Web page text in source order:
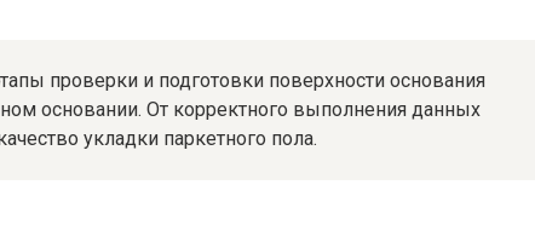
проверки и подготовки поверхности основания
основании. От корректного выполнения данных
укладки паркетного пола.